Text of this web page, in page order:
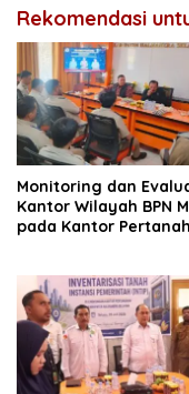
Rekomendasi
Monitoring dan
Kantor Wilayah BPN
pada Kantor